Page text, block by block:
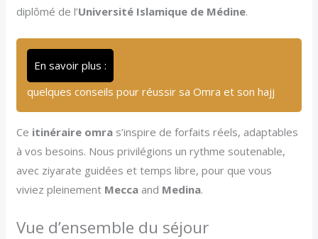
diplômé de l’Université Islamique de Médine.
En savoir plus :
quelques conseils pour réussir sa Omra et son hajj
Ce itinéraire omra s’inspire de forfaits réels, adaptables
à vos besoins. Nous privilégions un rythme soutenable,
avec ziyarate guidées et temps libre, pour que vous
viviez pleinement Mecca and Medina.
Vue d’ensemble du séjour